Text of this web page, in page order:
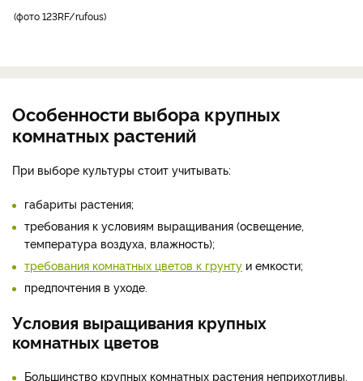
фото 123RF/rufous
Особенности выбора крупных
комнатных растений
При выборе культуры стоит учитывать:
габариты растения;
требования к условиям выращивания (освещение,
температура воздуха, влажность);
требования комнатных цветов к грунту и емкости;
предпочтения в уходе.
Условия выращивания крупных
комнатных цветов
Большинство крупных комнатных растения неприхотливы.